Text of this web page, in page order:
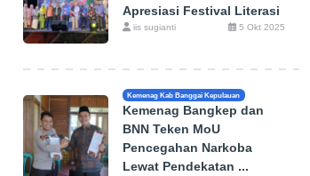
Apresiasi Festival Literasi
iis sugianti 5 Okt 2025
Kemenag Kab Banggai Kepulauan
Kemenag Bangkep dan
BNN Teken MoU
Pencegahan Narkoba
Lewat Pendekatan ...